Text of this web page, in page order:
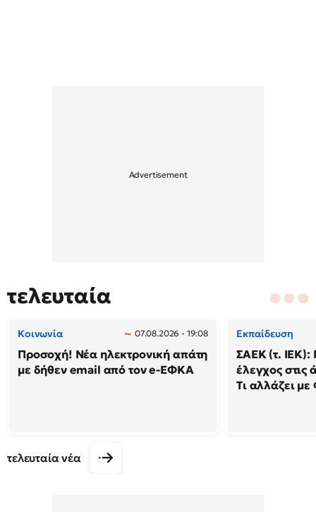
τελευταία
Κοινωνία 07.08.2026 - 19:08
Προσοχή! Νέα ηλεκτρονική απάτη
με δήθεν email από τον e-ΕΦΚΑ
Εκπαίδευση
ΣΑΕΚ (τ. ΙΕΚ):
έλεγχος στις
Τι αλλάζει
τελευταία νέα